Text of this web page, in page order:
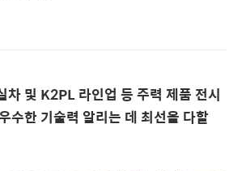
차 및 K2PL 라인업 등 주력 제품 전시
수한 기술력 알리는 데 최선을 다할